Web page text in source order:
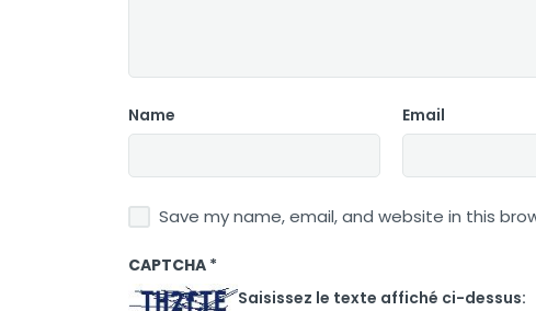
Name Email
Save my name, email, and website in this
CAPTCHA *
Saisissez le texte affiché ci-dessus: